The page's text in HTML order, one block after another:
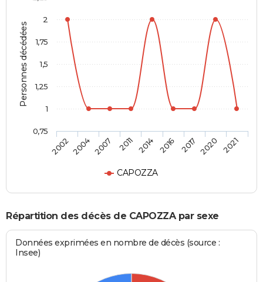
Personnes décédées
CAPOZZA
20022004 2007 2011 2014 2016 2017 2020 2021
0,75
1
1,25
1,5
1,75
2
Répartition des décès de CAPOZZA par sexe
Données exprimées en nombre de décès (source :
Insee)